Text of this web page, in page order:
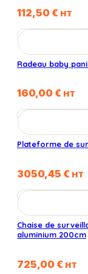
112,50€ HT
Radeau baby
160,00€ HT
Plateforme de
3050,45 € HT
Chaise de
aluminium 200cm
725,00€ HT